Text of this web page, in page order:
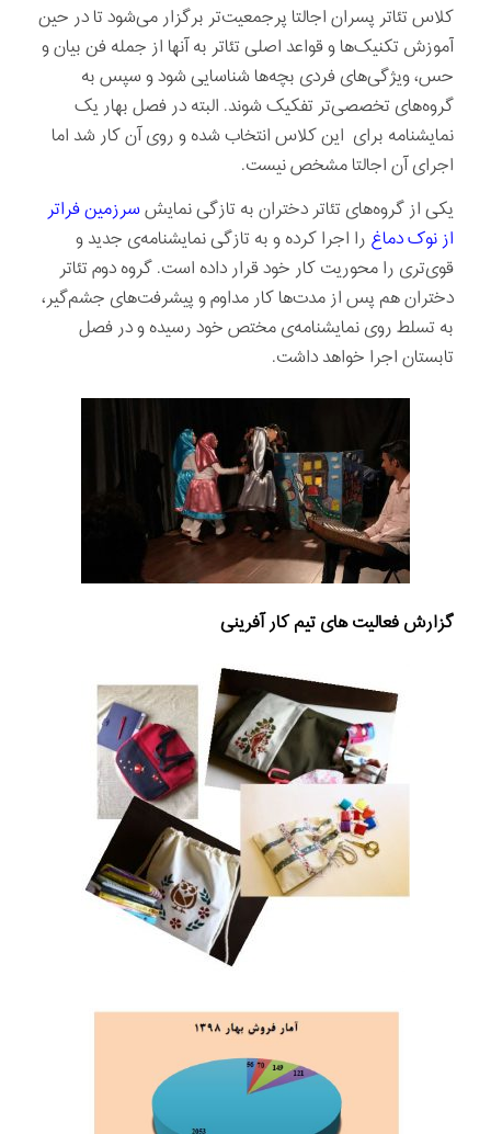
کلاس تئاتر پسران اجالتا پرجمعیت‌تر برگزار می‌شود تا در حین
آموزش تکنیک‌ها و قواعد اصلی تئاتر به آنها از جمله فن بیان و
حس، ویژگی‌‌های فردی بچه‌ها شناسایی شود و سپس به
گروه‌های تخصصی‌تر تفکیک شوند. البته در فصل بهار یک
نمایشنامه برای این کلاس انتخاب شده و روی آن کار شد اما
اجرای آن اجالتا مشخص نیست.
یکی از گروه‌های تئاتر دختران به تازگی نمایشسرزمین فراتر
از نوک دماغ را اجرا کرده و به تازگی نمایشنامه‌ی جدید و
قوی‌تری را محوریت کار خود قرار داده است. گروه دوم تئاتر
دختران هم پس از مدت‌ها کار مداوم و پیشرفت‌های جشم‌گیر،
به تسلط روی نمایشنامه‌ی مختص خود رسیده و در فصل
تابستان اجرا خواهد داشت.
گزارش فعالیت های تیم کار آفرینی